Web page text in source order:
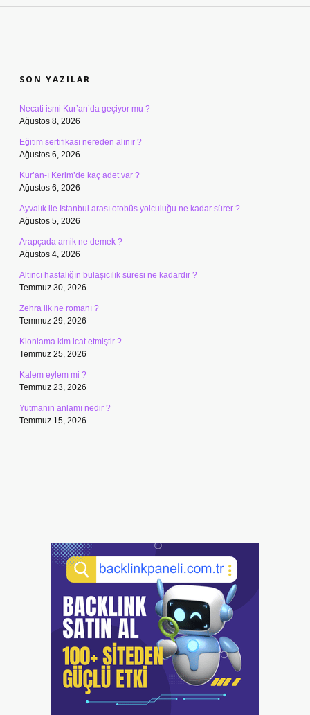
SON YAZILAR
Necati ismi Kur’an’da geçiyor mu ?
Ağustos 8, 2026
Eğitim sertifikası nereden alınır ?
Ağustos 6, 2026
Kur’an-ı Kerim’de kaç adet var ?
Ağustos 6, 2026
Ayvalık ile İstanbul arası otobüs yolculuğu ne kadar sürer ?
Ağustos 5, 2026
Arapçada amik ne demek ?
Ağustos 4, 2026
Altıncı hastalığın bulaşıcılık süresi ne kadardır ?
Temmuz 30, 2026
Zehra ilk ne romanı ?
Temmuz 29, 2026
Klonlama kim icat etmiştir ?
Temmuz 25, 2026
Kalem eylem mi ?
Temmuz 23, 2026
Yutmanın anlamı nedir ?
Temmuz 15, 2026